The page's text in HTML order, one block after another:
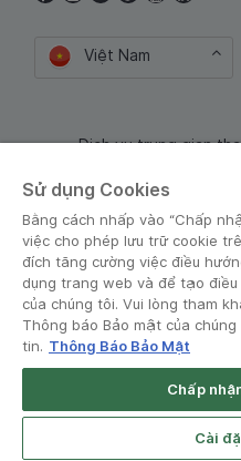
Việt Nam
Dịch vụ trung gian
Điều khoản và Chính sách
© Grab
Sử dụng Cookies
Bằng cách nhấp vào “Chấp
việc cho phép lưu trữ cookie
đích tăng cường việc điều
dụng trang web và để tạo
của chúng tôi. Vui lòng tham
Thông báo Bảo mật của
tin. Thông Báo Bảo Mật
Chấp
Cài